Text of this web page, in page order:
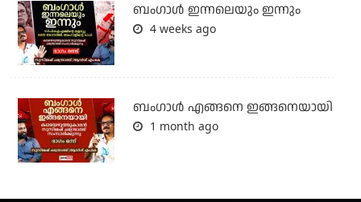
ബംഗാള്‍ ഇന്നലെയും ഇന്നും
4 weeks ago
ബം​ഗാൾ എങ്ങനെ ഇങ്ങനെയായി
1 month ago